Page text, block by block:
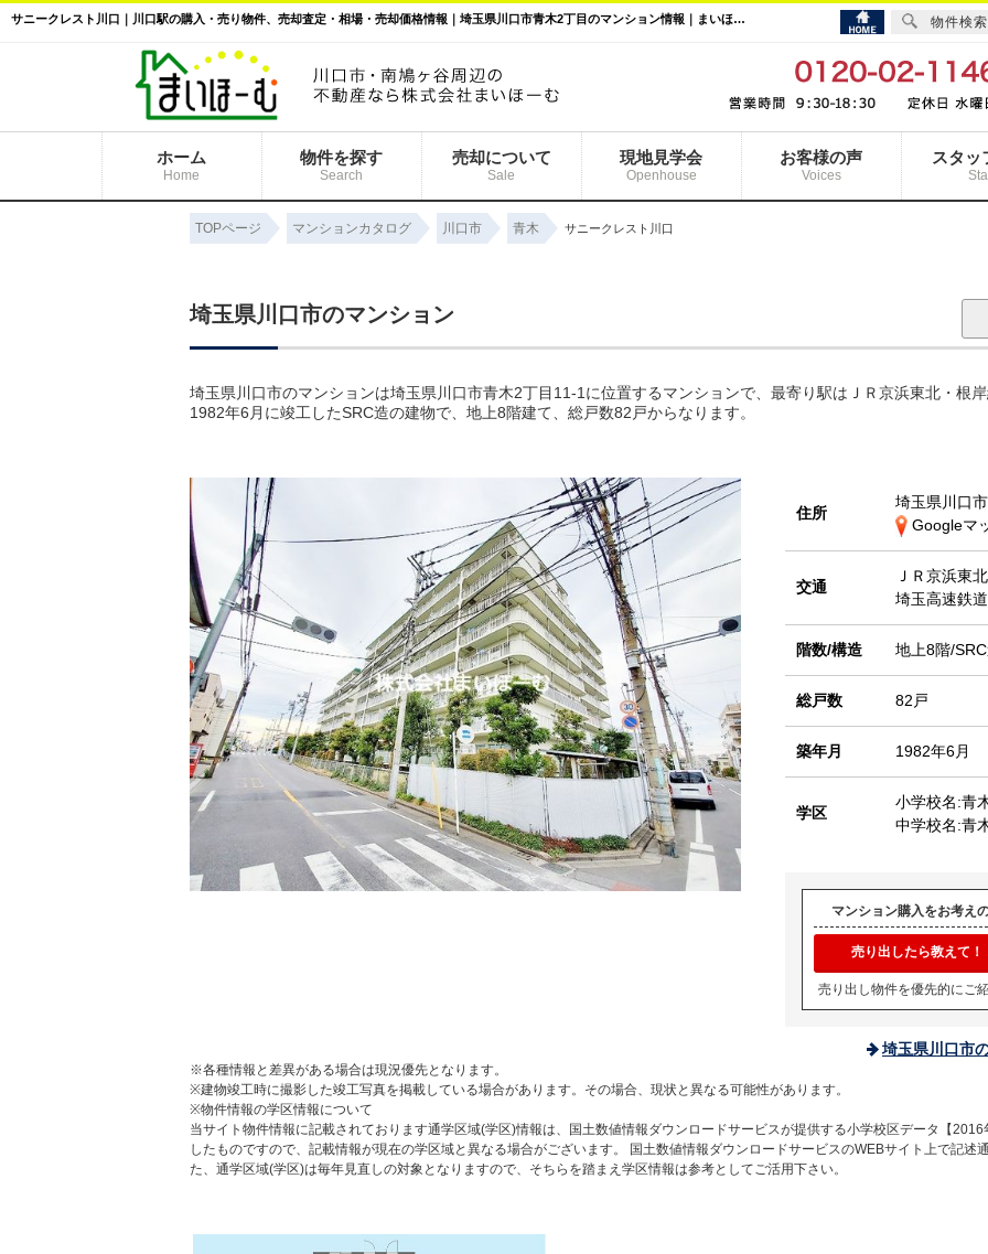
サニークレスト川口｜川口駅の購入・売り物件、売却査定・相場・売却価格情報｜埼玉県川口市青木2丁目のマンション情報｜まいほーむ
ホーム
Home
物件を探す
Search
売却について
Sale
現地見学会
Openhouse
お客様の声
Voices
スタッ
TOPページ マンションカタログ 川口市 青木 サニークレスト川口
埼玉県川口市のマンション
埼玉県川口市のマンションは埼玉県川口市青木2丁目11-1に位置するマンションで、最寄り駅はＪＲ京浜東北・根
1982年6月に竣工したSRC造の建物で、地上8階建て、総戸数82戸からなります。
住所
埼玉県川口
Googleマ
交通
ＪＲ京浜東
埼玉高速鉄道
階数/構造 地上8階/
総戸数 82戸
築年月 1982年6月
学区
小学校名:青
中学校名:青
マンション購入をお考え
売り出したら教えて！
売り出し物件を優先的にご
埼玉県川口市
※各種情報と差異がある場合は現況優先となります。
※建物竣工時に撮影した竣工写真を掲載している場合があります。その場合、現状と異なる可能性があります。
※物件情報の学区情報について
当サイト物件情報に記載されております通学区域(学区)情報は、国土数値情報ダウンロードサービスが提供する小学校区データ【
したものですので、記載情報が現在の学区域と異なる場合がございます。 国土数値情報ダウンロードサービスのWEBサイト上で記述
た、通学区域(学区)は毎年見直しの対象となりますので、そちらを踏まえ学区情報は参考としてご活用下さい。
物件検索